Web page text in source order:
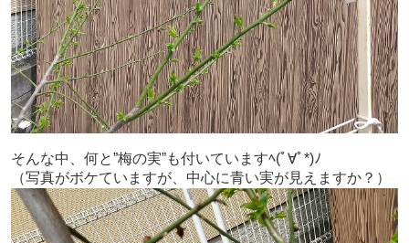
そんな中、何と”梅の実”も付いていますﾍ(ﾟ∀ﾟ*)ﾉ
（写真がボケていますが、中心に青い実が見えますか？）